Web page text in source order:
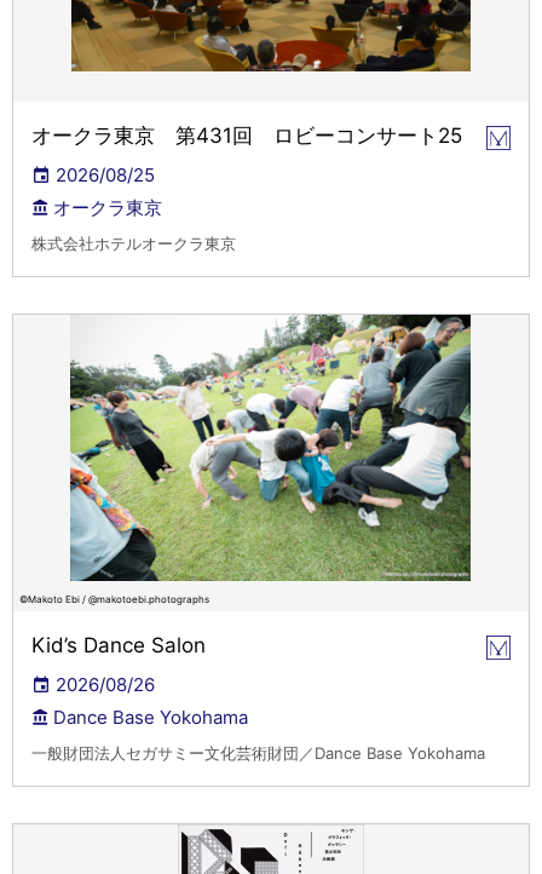
オークラ東京 第431回 ロビーコンサート25
2026/08/25
オークラ東京
株式会社ホテルオークラ東京
©Makoto Ebi / @makotoebi.photographs
Kid’s Dance Salon
2026/08/26
Dance Base Yokohama
一般財団法人セガサミー文化芸術財団／Dance Base Yokohama